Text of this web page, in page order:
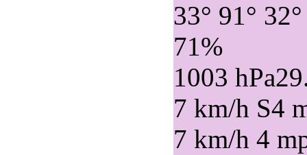
33° 91° 32°
71%
1003 hPa
7 km/h S4
7 km/h 4